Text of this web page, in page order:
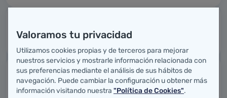
Subtitle
Link
Subtitle
Valoramos tu privacidad
Utilizamos cookies propias y de terceros para mejorar
nuestros servicios y mostrarle información relacionada con
sus preferencias mediante el análisis de sus hábitos de
navegación. Puede cambiar la configuración u obtener más
información visitando nuestra "Política de Cookies".